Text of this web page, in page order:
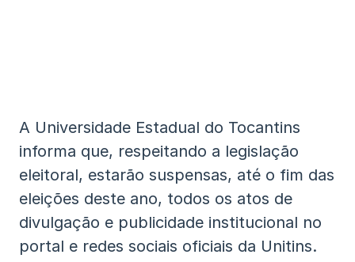
A Universidade Estadual do Tocantins
informa que, respeitando a legislação
eleitoral, estarão suspensas, até o fim das
eleições deste ano, todos os atos de
divulgação e publicidade institucional no
portal e redes sociais oficiais da Unitins.